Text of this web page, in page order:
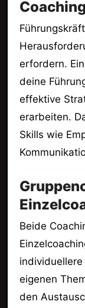
erfordern.
deine
effektive
erarbeiten.
Skills wie
Beide
eigenen
den